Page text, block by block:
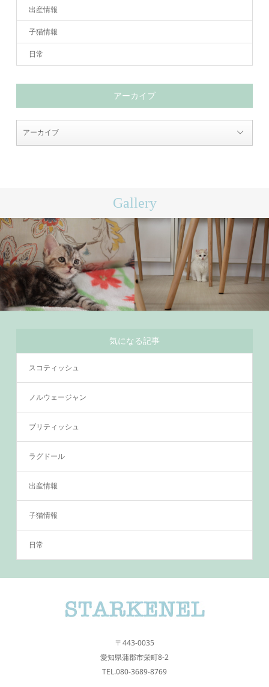
出産情報
子猫情報
日常
アーカイブ
Gallery
気になる記事
スコティッシュ
ノルウェージャン
ブリティッシュ
ラグドール
出産情報
子猫情報
日常
〒443-0035
愛知県蒲郡市栄町8-2
TEL.080-3689-8769